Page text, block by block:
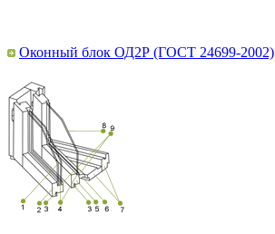
Оконный блок ОД2Р (ГОСТ 24699-2002)